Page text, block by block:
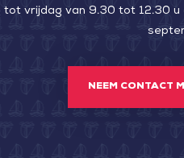
vrijdag van 9.30 tot 12.30
NEEM CONTACT